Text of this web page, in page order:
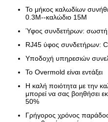
Το μήκος καλωδίων
0.3M--καλώδιο 15M
Ύφος συνδετήρων: σωστή
RJ45 ύφος συνδετήρων:
Υποδοχή υπηρεσιών
Το Overmold είναι εντάξει
Η καλή ποιότητα με την
μπορεί να σας βοηθήσει
50%
Γρήγορος χρόνος